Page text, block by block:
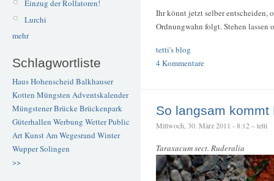
Einzug der Rollatoren!
Lurchi
mehr
Schlagwortliste
Haus Hohenscheid Balkhauser
Kotten Müngsten Adventskalender
Müngstener BrückeBrückenpark
Güterhallen Werbung WetterPublic
ArtKunstAm Wegesrand Winter
WupperSolingen
>>
Ihr könnt jetzt selber entscheiden,
Ordnungwahn folgt. Stehen lassen
tetti's blog
4 Kommentare
So langsam kommt
Mittwoch, 30. März 2011 - 8:12 – tetti
Taraxacum sect. Ruderalia